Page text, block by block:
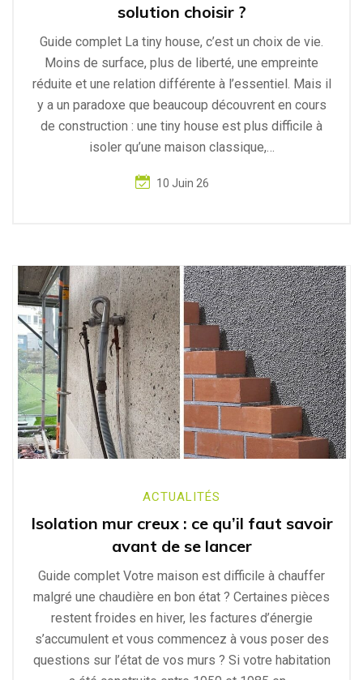
solution choisir ?
Guide complet La tiny house, c’est un choix de vie.
Moins de surface, plus de liberté, une empreinte
réduite et une relation différente à l’essentiel. Mais il
y a un paradoxe que beaucoup découvrent en cours
de construction : une tiny house est plus difficile à
isoler qu’une maison classique,…
10 Juin 26
ACTUALITÉS
Isolation mur creux : ce qu’il faut savoir
avant de se lancer
Guide complet Votre maison est difficile à chauffer
malgré une chaudière en bon état ? Certaines pièces
restent froides en hiver, les factures d’énergie
s’accumulent et vous commencez à vous poser des
questions sur l’état de vos murs ? Si votre habitation